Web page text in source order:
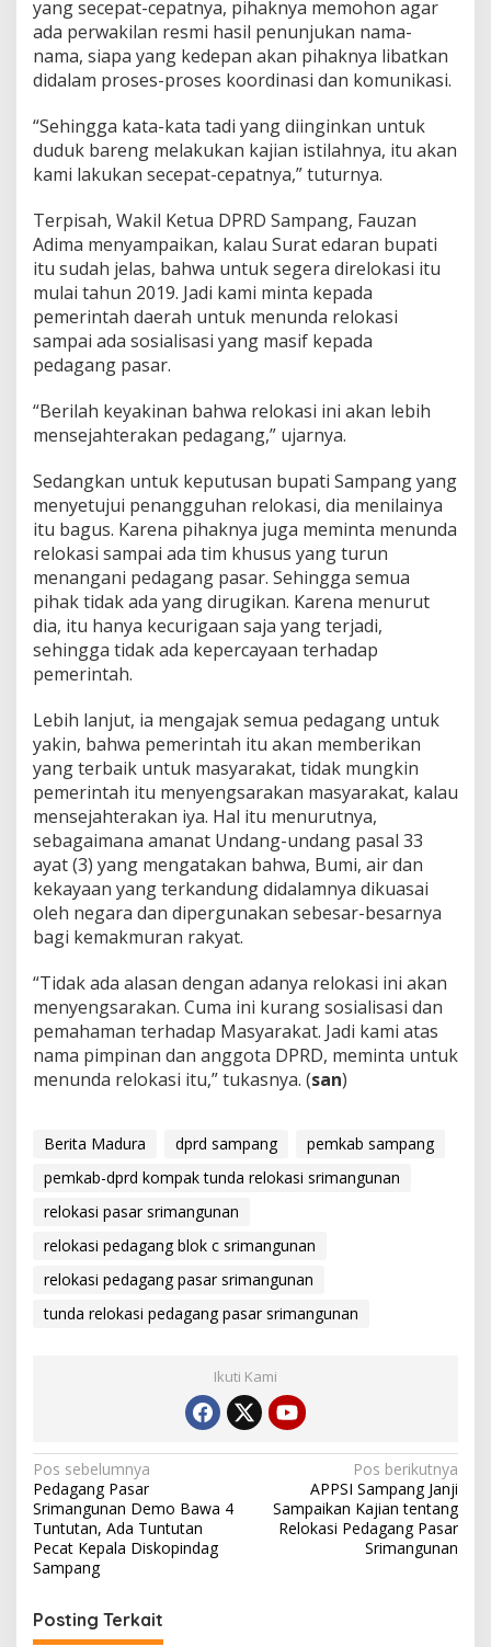
yang secepat-cepatnya, pihaknya memohon agar
ada perwakilan resmi hasil penunjukan nama-
nama, siapa yang kedepan akan pihaknya libatkan
didalam proses-proses koordinasi dan komunikasi.
“Sehingga kata-kata tadi yang diinginkan untuk
duduk bareng melakukan kajian istilahnya, itu akan
kami lakukan secepat-cepatnya,” tuturnya.
Terpisah, Wakil Ketua DPRD Sampang, Fauzan
Adima menyampaikan, kalau Surat edaran bupati
itu sudah jelas, bahwa untuk segera direlokasi itu
mulai tahun 2019. Jadi kami minta kepada
pemerintah daerah untuk menunda relokasi
sampai ada sosialisasi yang masif kepada
pedagang pasar.
“Berilah keyakinan bahwa relokasi ini akan lebih
mensejahterakan pedagang,” ujarnya.
Sedangkan untuk keputusan bupati Sampang yang
menyetujui penangguhan relokasi, dia menilainya
itu bagus. Karena pihaknya juga meminta menunda
relokasi sampai ada tim khusus yang turun
menangani pedagang pasar. Sehingga semua
pihak tidak ada yang dirugikan. Karena menurut
dia, itu hanya kecurigaan saja yang terjadi,
sehingga tidak ada kepercayaan terhadap
pemerintah.
Lebih lanjut, ia mengajak semua pedagang untuk
yakin, bahwa pemerintah itu akan memberikan
yang terbaik untuk masyarakat, tidak mungkin
pemerintah itu menyengsarakan masyarakat, kalau
mensejahterakan iya. Hal itu menurutnya,
sebagaimana amanat Undang-undang pasal 33
ayat (3) yang mengatakan bahwa, Bumi, air dan
kekayaan yang terkandung didalamnya dikuasai
oleh negara dan dipergunakan sebesar-besarnya
bagi kemakmuran rakyat.
“Tidak ada alasan dengan adanya relokasi ini akan
menyengsarakan. Cuma ini kurang sosialisasi dan
pemahaman terhadap Masyarakat. Jadi kami atas
nama pimpinan dan anggota DPRD, meminta untuk
menunda relokasi itu,” tukasnya. (san)
Berita Madura dprd sampang
pemkab sampang
pemkab-dprd kompak tunda relokasi srimangunan
relokasi pasar srimangunan
relokasi pedagang blok c srimangunan
relokasi pedagang pasar srimangunan
tunda relokasi pedagang pasar srimangunan
Ikuti Kami
Navigasi
pos
Pos sebelumnya
Pedagang Pasar
Srimangunan Demo Bawa 4
Tuntutan, Ada Tuntutan
Pecat Kepala Diskopindag
Sampang
Pos berikutnya
APPSI Sampang Janji
Sampaikan Kajian tentang
Relokasi Pedagang Pasar
Srimangunan
Posting Terkait